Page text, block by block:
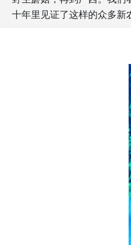
十年里见证了这样的众多新